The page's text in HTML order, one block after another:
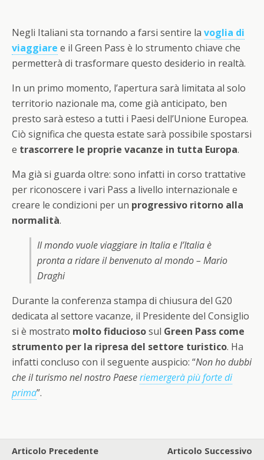
Negli Italiani sta tornando a farsi sentire la voglia di
viaggiare e il Green Pass è lo strumento chiave che
permetterà di trasformare questo desiderio in realtà.
In un primo momento, l’apertura sarà limitata al solo
territorio nazionale ma, come già anticipato, ben
presto sarà esteso a tutti i Paesi dell’Unione Europea.
Ciò significa che questa estate sarà possibile spostarsi
e trascorrere le proprie vacanze in tutta Europa.
Ma già si guarda oltre: sono infatti in corso trattative
per riconoscere i vari Pass a livello internazionale e
creare le condizioni per un progressivo ritorno alla
normalità.
Il mondo vuole viaggiare in Italia e l’Italia è
pronta a ridare il benvenuto al mondo – Mario
Draghi
Durante la conferenza stampa di chiusura del G20
dedicata al settore vacanze, il Presidente del Consiglio
si è mostrato molto fiduciososul Green Pass come
strumento per la ripresa del settore turistico. Ha
infatti concluso con il seguente auspicio: “Non ho dubbi
che il turismo nel nostro Paeseriemergerà più forte di
prima”.
Articolo Precedente Articolo Successivo